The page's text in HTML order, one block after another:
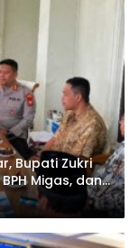
Bupati Zukri
Migas, dan